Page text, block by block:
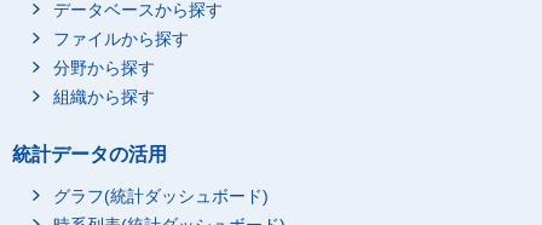
データベースから探す
ファイルから探す
分野から探す
組織から探す
統計データの活用
グラフ(統計ダッシュボード)